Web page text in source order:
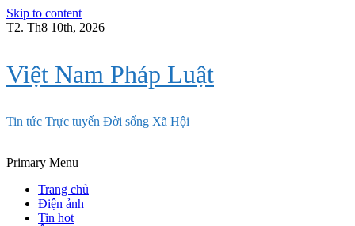
Skip to content
T2. Th8 10th, 2026
Việt Nam Pháp Luật
Tin tức Trực tuyến Đời sống Xã Hội
Primary Menu
Trang chủ
Điện ảnh
Tin hot